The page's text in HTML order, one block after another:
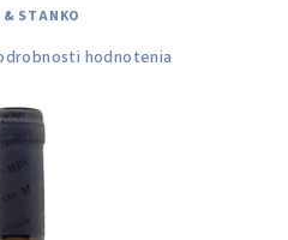
& STANKO
hodnotenia